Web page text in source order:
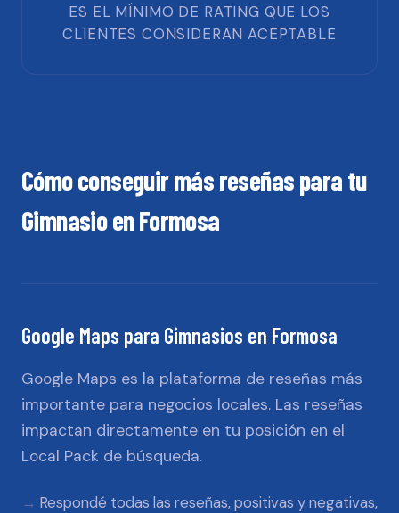
ES EL MÍNIMO DE RATING QUE LOS
CLIENTES CONSIDERAN ACEPTABLE
Cómo conseguir más reseñas para tu
GimnasioenFormosa
Google Maps para Gimnasios en Formosa
Google Maps es la plataforma de reseñas más
importante para negocios locales. Las reseñas
impactan directamente en tu posición en el
Local Pack de búsqueda.
Respondé todas las reseñas, positivas y negativas,